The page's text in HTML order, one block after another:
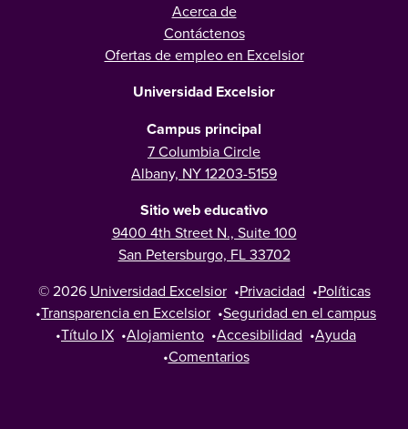
Acerca de
Contáctenos
Ofertas de empleo en Excelsior
Universidad Excelsior
Campus principal
7 Columbia Circle
Albany, NY 12203-5159
Sitio web educativo
9400 4th Street N., Suite 100
San Petersburgo, FL 33702
© 2026 Universidad Excelsior •Privacidad •Políticas
•Transparencia en Excelsior •Seguridad en el campus
•Título IX •Alojamiento •Accesibilidad •Ayuda
•Comentarios